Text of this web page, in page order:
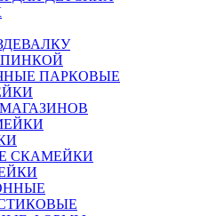
ПАРКОВЫЕ
СКАМЕЙКИ